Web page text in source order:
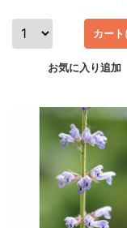
カー
お気に入り追加